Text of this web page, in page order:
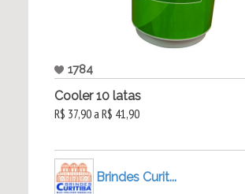
1784
Cooler 10 latas
R$ 37,90 a R$ 41,90
Brindes Curit...